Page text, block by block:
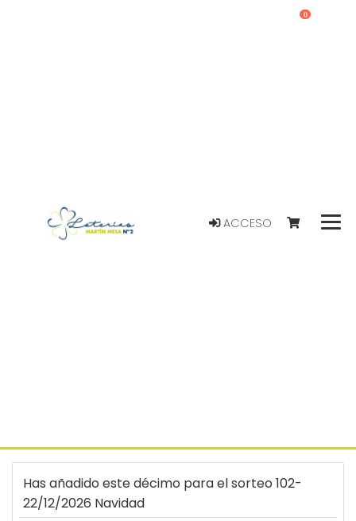
ACCESO
0
Has añadido este décimo para el sorteo 102-
22/12/2026 Navidad